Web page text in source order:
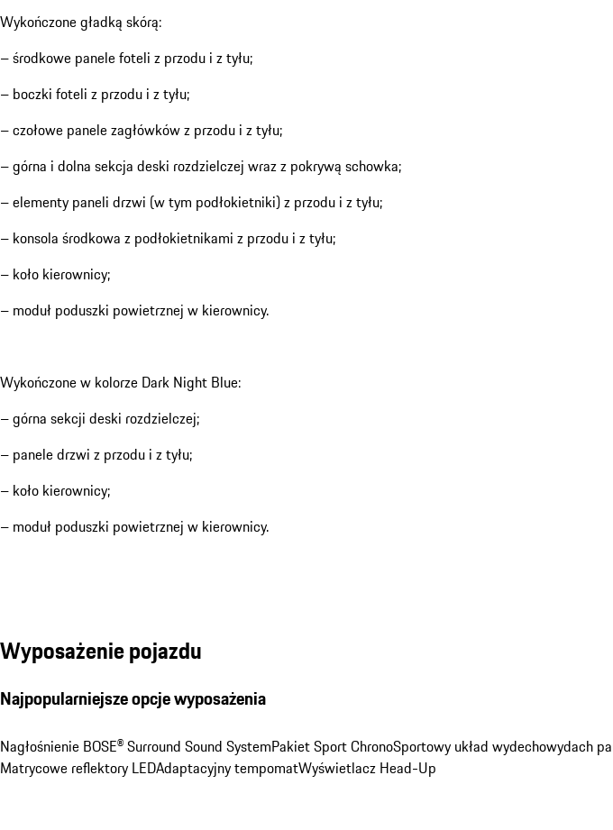
Wykończone gładką skórą:
– środkowe panele foteli z przodu i z tyłu;
– boczki foteli z przodu i z tyłu;
– czołowe panele zagłówków z przodu i z tyłu;
– górna i dolna sekcja deski rozdzielczej wraz z pokrywą schowka;
– elementy paneli drzwi (w tym podłokietniki) z przodu i z tyłu;
– konsola środkowa z podłokietnikami z przodu i z tyłu;
– koło kierownicy;
– moduł poduszki powietrznej w kierownicy.
Wykończone w kolorze Dark Night Blue:
– górna sekcji deski rozdzielczej;
– panele drzwi z przodu i z tyłu;
– koło kierownicy;
– moduł poduszki powietrznej w kierownicy.
Wyposażenie pojazdu
Najpopularniejsze opcje wyposażenia
Nagłośnienie BOSE® Surround Sound SystemPakiet Sport ChronoSportowy układ wydechowydach
Matrycowe reflektory LEDAdaptacyjny tempomatWyświetlacz Head-Up